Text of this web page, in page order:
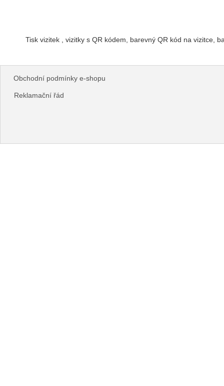
Obchodní podmínky e-shopu
Reklamační řád
Tisk vizitek , vizitky s QR kódem, barevný QR kód na vizitce,